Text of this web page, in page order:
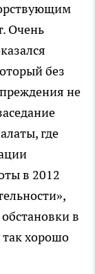
Очень
без
не
где
в 2012
в
хорошо